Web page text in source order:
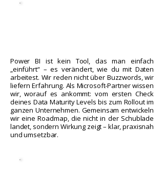
Power BI ist kein Tool, das man einfach
„einführt“ – es verändert, wie du mit Daten
arbeitest. Wir reden nicht über Buzzwords, wir
liefern Erfahrung. Als Microsoft-Partner wissen
wir, worauf es ankommt: vom ersten Check
deines Data Maturity Levels bis zum Rollout im
ganzen Unternehmen. Gemeinsam entwickeln
wir eine Roadmap, die nicht in der Schublade
landet, sondern Wirkung zeigt – klar, praxisnah
und umsetzbar.